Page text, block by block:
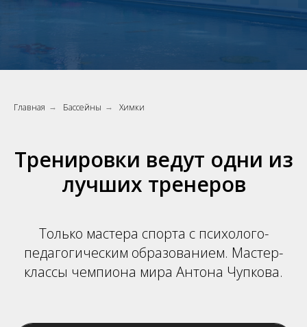
Главная → Бассейны → Химки
Тренировки ведут одни из
лучших тренеров
Только мастера спорта с психолого-
педагогическим образованием. Мастер-
классы чемпиона мира Антона Чупкова.